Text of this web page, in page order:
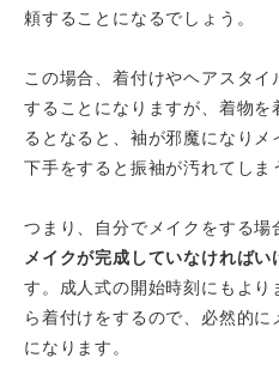
頼することになるでしょう。
この場合、着付けやヘアスタ
することになりますが、着物
るとなると、袖が邪魔になりメ
下手をすると振袖が汚れてしま
つまり、自分でメイクをする場
メイクが完成していなければい
す。成人式の開始時刻にもよ
ら着付けをするので、必然的
になります。